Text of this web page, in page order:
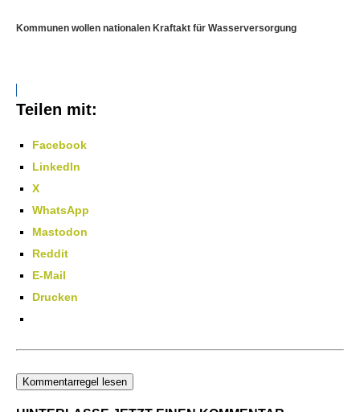
Kommunen wollen nationalen Kraftakt für Wasserversorgung
Teilen mit:
Facebook
LinkedIn
X
WhatsApp
Mastodon
Reddit
E-Mail
Drucken
Kommentarregel lesen